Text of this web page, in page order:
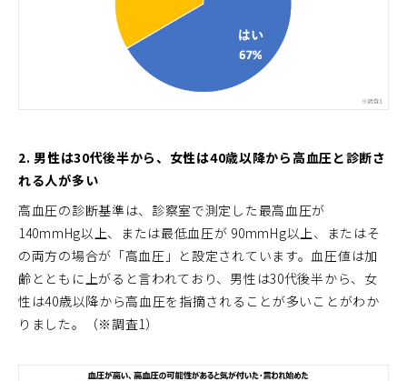
2. 男性は30代後半から、女性は40歳以降から高血圧と診断さ
れる人が多い
高血圧の診断基準は、診察室で測定した最高血圧が
140mmHg以上、または最低血圧が 90mmHg以上、またはそ
の両方の場合が「高血圧」と設定されています。血圧値は加
齢とともに上がると言われており、男性は30代後半から、女
性は40歳以降から高血圧を指摘されることが多いことがわか
りました。（※調査1）